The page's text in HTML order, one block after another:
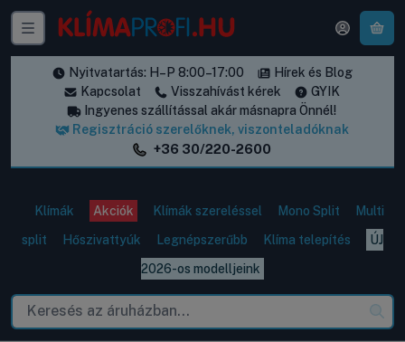
Nyitvatartás: H–P 8:00–17:00
Hírek és Blog
Kapcsolat
Visszahívást kérek
GYIK
Ingyenes szállítással akár másnapra Önnél!
Regisztráció szerelőknek, viszonteladóknak
+36 30/220-2600
Klímák Akciók Klímák szereléssel Mono Split
Multi
split
Hőszivattyúk Legnépszerűbb Klíma telepítés
ÚJ
2026-os modelljeink